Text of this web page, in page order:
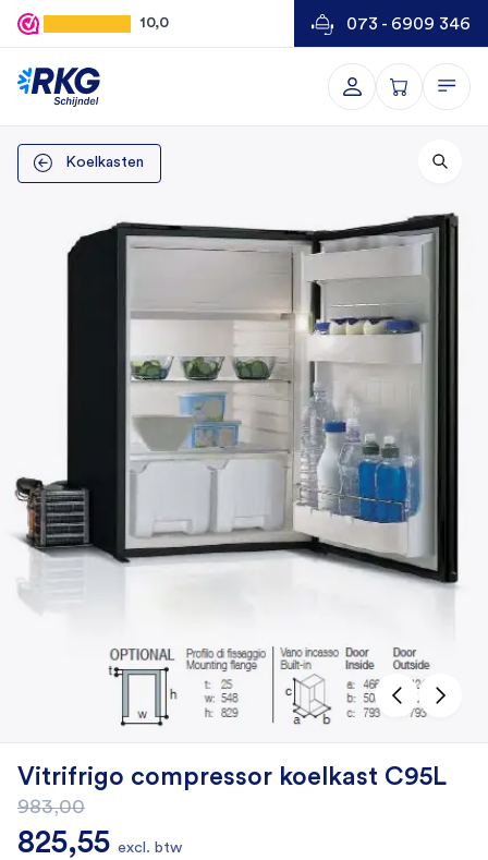
10,0 073 - 6909 346
Koelkasten
Vitrifrigo compressor koelkast C95L
983,00
Oorspronkelijke prijs was: 983,00.
825,55 excl. btw